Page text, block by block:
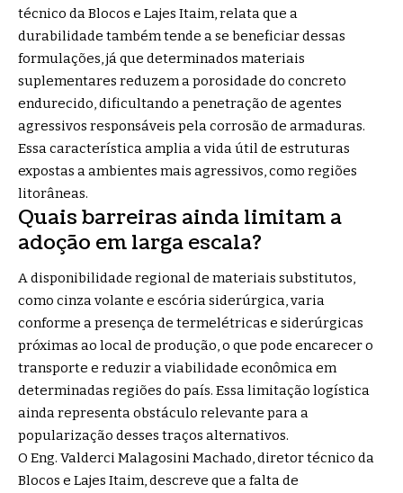
técnico da Blocos e Lajes Itaim,relata que a
durabilidade também tende a se beneficiar dessas
formulações, já que determinados materiais
suplementares reduzem a porosidade do concreto
endurecido, dificultando a penetração de agentes
agressivos responsáveis pela corrosão de armaduras.
Essa característica amplia a vida útil de estruturas
expostas a ambientes mais agressivos, como regiões
litorâneas.
Quais barreiras ainda limitam a
adoção em larga escala?
A disponibilidade regional de materiais substitutos,
como cinza volante e escória siderúrgica, varia
conforme a presença de termelétricas e siderúrgicas
próximas ao local de produção, o que pode encarecer o
transporte e reduzir a viabilidade econômica em
determinadas regiões do país. Essa limitação logística
ainda representa obstáculo relevante para a
popularização desses traços alternativos.
O Eng. Valderci Malagosini Machado, diretor técnico da
Blocos e Lajes Itaim,descreve que a falta de